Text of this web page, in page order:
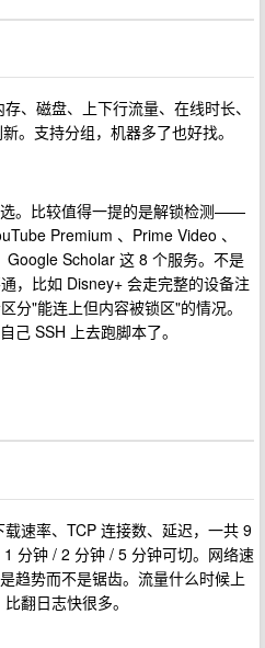
、磁盘、上下行流量、在线时长、
。支持分组，机器多了也好找。
。比较值得一提的是解锁检测——
Premium 、Prime Video 、
Scholar 这 8 个服务。不是
，比如 Disney+ 会走完整的设备注
分"能连上但内容被锁区"的情况。
己 SSH 上去跑脚本了。
速率、TCP 连接数、延迟，一共 9
分钟 / 2 分钟 / 5 分钟可切。网络速
趋势而不是锯齿。流量什么时候上
翻日志快很多。